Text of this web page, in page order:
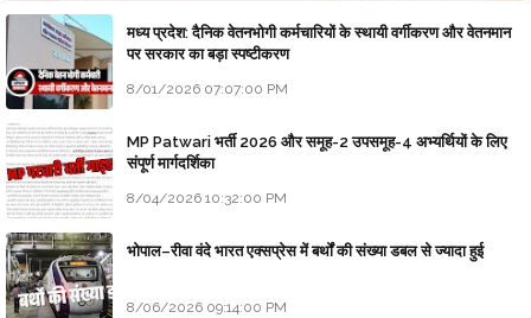
मध्य प्रदेश: दैनिक वेतनभोगी कर्मचारियों के स्थायी वर्गीकरण और वेतनमान
पर सरकार का बड़ा स्पष्टीकरण
8/01/2026 07:07:00 PM
MP Patwari भर्ती 2026 और समूह-2 उपसमूह-4 अभ्यर्थियों के लिए
संपूर्ण मार्गदर्शिका
8/04/2026 10:32:00 PM
भोपाल–रीवा वंदे भारत एक्सप्रेस में बर्थों की संख्या डबल से ज्यादा हुई
8/06/2026 09:14:00 PM